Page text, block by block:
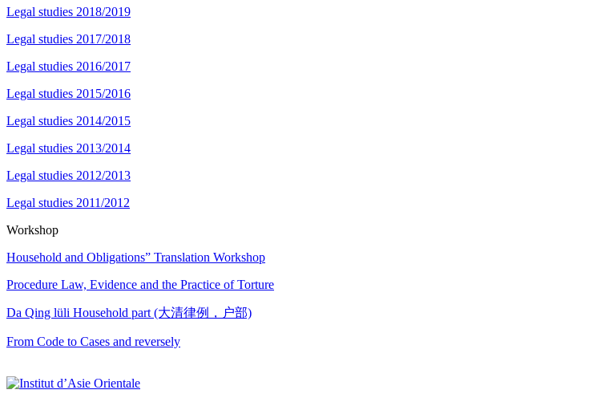
Legal studies 2018/2019
Legal studies 2017/2018
Legal studies 2016/2017
Legal studies 2015/2016
Legal studies 2014/2015
Legal studies 2013/2014
Legal studies 2012/2013
Legal studies 2011/2012
Workshop
Household and Obligations” Translation Workshop
Procedure Law, Evidence and the Practice of Torture
Da Qing lüli Household part (大清律例，户部)
From Code to Cases and reversely